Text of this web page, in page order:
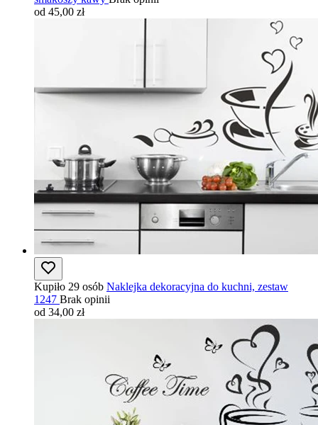
od 45,00 zł
Kupiło 29 osób Naklejka dekoracyjna do kuchni, zestaw
1247 Brak opinii
od 34,00 zł